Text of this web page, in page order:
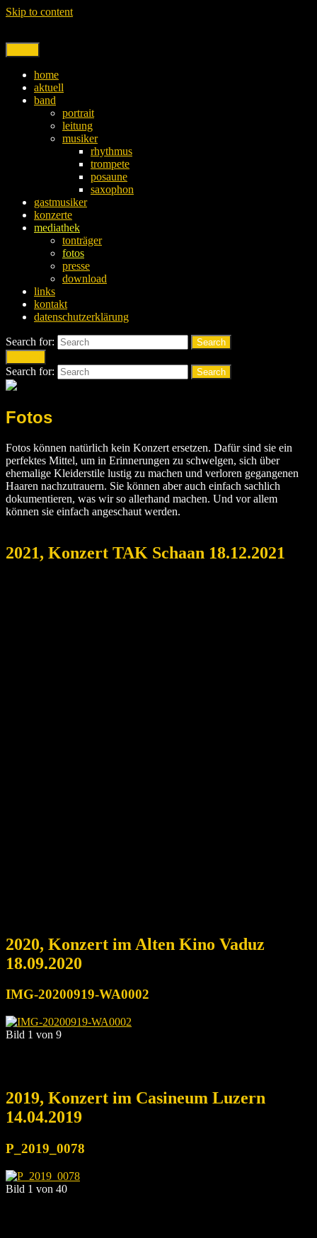
Skip to content
home
aktuell
band
portrait
leitung
musiker
rhythmus
trompete
posaune
saxophon
gastmusiker
konzerte
mediathek
tonträger
fotos
presse
download
links
kontakt
datenschutzerklärung
Search for:
Search
Search for: Search
Fotos
Fotos können natürlich kein Konzert ersetzen. Dafür sind sie ein
perfektes Mittel, um in Erinnerungen zu schwelgen, sich über
ehemalige Kleiderstile lustig zu machen und verloren gegangenen
Haaren nachzutrauern. Sie können aber auch einfach sachlich
dokumentieren, was wir so allerhand machen. Und vor allem
können sie einfach angeschaut werden.
2021, Konzert TAK Schaan 18.12.2021
2020, Konzert im Alten Kino Vaduz
18.09.2020
IMG-20200919-WA0002
Bild 1 von 9
2019, Konzert im Casineum Luzern
14.04.2019
P_2019_0078
Bild 1 von 40